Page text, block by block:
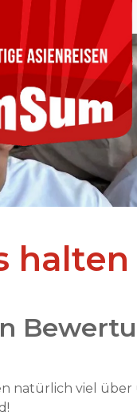
natürlich viel über